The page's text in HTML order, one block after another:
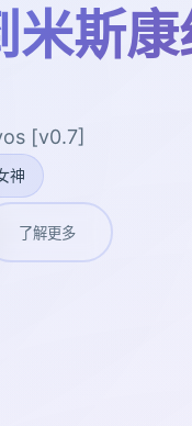
米斯
[v0.7]
神
了解更多